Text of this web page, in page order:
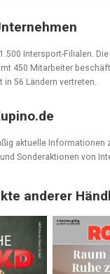
Intersport-Filialen.
450 Mitarbeiter
in 56 Ländern vertreten.
aktuelle Informationen
Sonderaktionen von
anderer